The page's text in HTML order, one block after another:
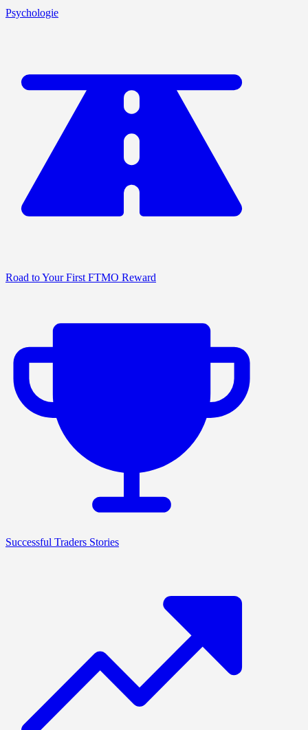
Psychologie
Road to Your First FTMO Reward
Successful Traders Stories